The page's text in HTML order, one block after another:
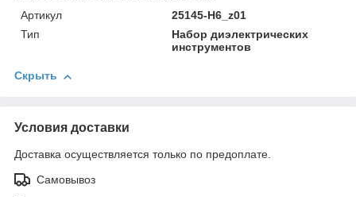
Артикул
25145-H6_z01
Тип
Набор диэлектрических
инструментов
Скрыть
Условия доставки
Доставка осуществляется только по предоплате.
Самовывоз